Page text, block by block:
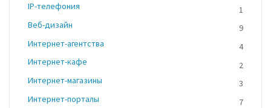
IP-телефония
1
Веб-дизайн
9
Интернет-агентства
4
Интернет-кафе
2
Интернет-магазины
3
Интернет-порталы
7